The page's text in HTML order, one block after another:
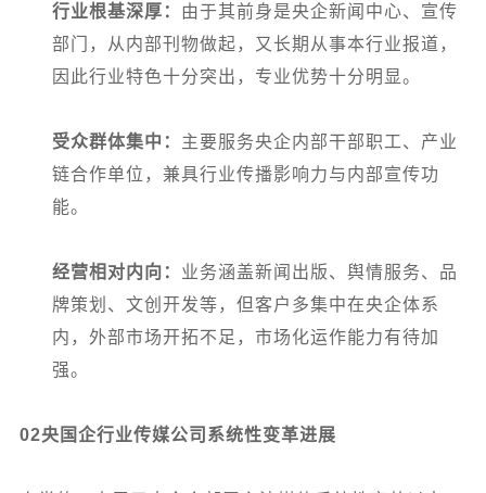
行业根基深厚： 由于其前身是央企新闻中心、宣传
部门，从内部刊物做起，又长期从事本行业报道，
因此行业特色十分突出，专业优势十分明显。
受众群体集中： 主要服务央企内部干部职工、产业
链合作单位，兼具行业传播影响力与内部宣传功
能。
经营相对内向： 业务涵盖新闻出版、舆情服务、品
牌策划、文创开发等，但客户多集中在央企体系
内，外部市场开拓不足，市场化运作能力有待加
强。
02央国企行业传媒公司系统性变革进展